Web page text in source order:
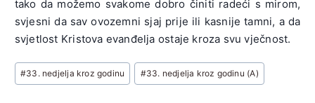
tako da možemo svakome dobro činiti radeći s mirom,
svjesni da sav ovozemni sjaj prije ili kasnije tamni, a da
svjetlost Kristova evanđelja ostaje kroza svu vječnost.
Post
Tags:
#33. nedjelja kroz godinu #33. nedjelja kroz godinu (A)